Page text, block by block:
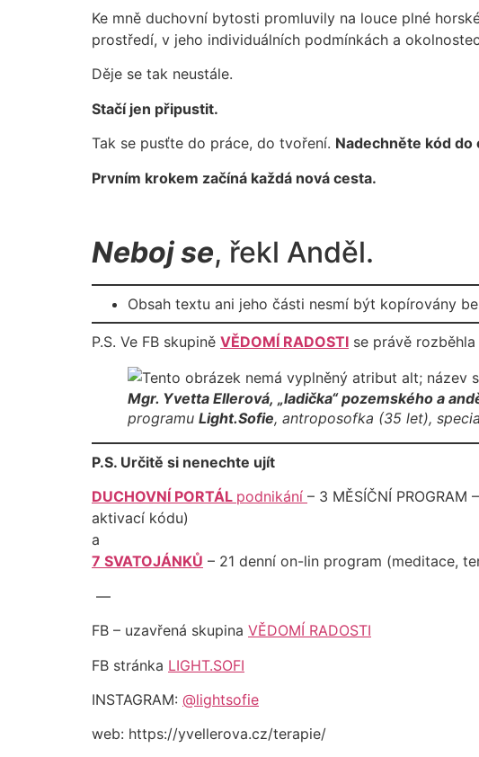
Ke mně duchovní bytosti promluvily na louce plné
prostředí, v jeho individuálních podmínkách a
Děje se tak neustále.
Stačí jen připustit.
Tak se pusťte do práce, do tvoření. Nadechněte kód do
Prvním krokem začíná každá nová cesta.
Neboj se, řekl Anděl.
Obsah textu ani jeho části nesmí být kopírovány
P.S. Ve FB skupině VĚDOMÍ RADOSTI se právě rozběhla
Mgr. Yvetta Ellerová, „ladička“ pozemského a
programu Light.Sofie, antroposofka (35 let),
P.S. Určitě si nenechte ujít
DUCHOVNÍ PORTÁL podnikání – 3 MĚSÍČNÍ
aktivací kódu)
a
7 SVATOJÁNKŮ – 21 denní on-lin program (meditace,
—
FB – uzavřená skupina VĚDOMÍ RADOSTI
FB stránka LIGHT.SOFI
INSTAGRAM: @lightsofie
web: https://yvellerova.cz/terapie/